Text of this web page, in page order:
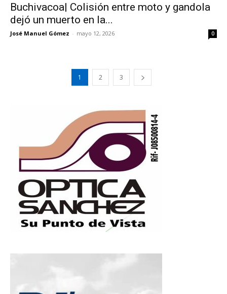
Buchivacoa| Colisión entre moto y gandola
dejó un muerto en la...
José Manuel Gómez - mayo 12, 2026 0
1 2 3